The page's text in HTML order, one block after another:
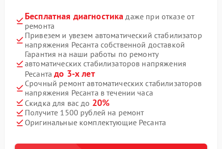
Бесплатная диагностика даже при отказе от
ремонта
Привезем и увезем автоматический стабилизатор
напряжения Ресанта собственной доставкой
Гарантия на наши работы по ремонту
автоматических стабилизаторов напряжения
Ресантадо 3-х лет
Срочный ремонт автоматических стабилизаторов
напряжения Ресанта в течении часа
Скидка для вас до 20%
Получите 1500 рублей на ремонт
Оригинальные комплектующие Ресанта